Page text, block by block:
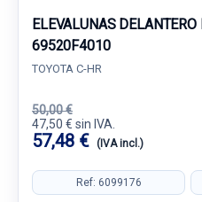
ELEVALUNAS DELANTERO
69520F4010
TOYOTA C-HR
50,00 €
47,50 € sin IVA.
57,48 € (IVA incl.)
Ref: 6099176